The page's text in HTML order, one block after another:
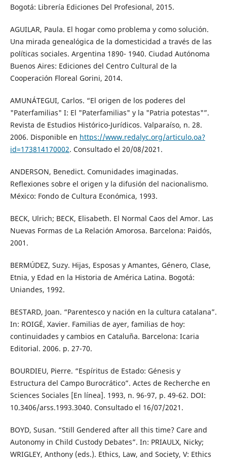
Bogotá: Librería Ediciones Del Profesional, 2015.
AGUILAR, Paula. El hogar como problema y como solución.
Una mirada genealógica de la domesticidad a través de las
políticas sociales. Argentina 1890- 1940. Ciudad Autónoma
Buenos Aires: Ediciones del Centro Cultural de la
Cooperación Floreal Gorini, 2014.
AMUNÁTEGUI, Carlos. “El origen de los poderes del
"Paterfamilias" I: El "Paterfamilias" y la "Patria potestas"”.
Revista de Estudios Histórico-Jurídicos. Valparaíso, n. 28.
2006. Disponible en https://www.redalyc.org/articulo.oa?
id=173814170002. Consultado el 20/08/2021.
ANDERSON, Benedict. Comunidades imaginadas.
Reflexiones sobre el origen y la difusión del nacionalismo.
México: Fondo de Cultura Económica, 1993.
BECK, Ulrich; BECK, Elisabeth. El Normal Caos del Amor. Las
Nuevas Formas de La Relación Amorosa. Barcelona: Paidós,
2001.
BERMÚDEZ, Suzy. Hijas, Esposas y Amantes, Género, Clase,
Etnia, y Edad en la Historia de América Latina. Bogotá:
Uniandes, 1992.
BESTARD, Joan. “Parentesco y nación en la cultura catalana”.
In: ROIGÉ, Xavier. Familias de ayer, familias de hoy:
continuidades y cambios en Cataluña. Barcelona: Icaria
Editorial. 2006. p. 27-70.
BOURDIEU, Pierre. “Espíritus de Estado: Génesis y
Estructura del Campo Burocrático”. Actes de Recherche en
Sciences Sociales [En línea]. 1993, n. 96-97, p. 49-62. DOI:
10.3406/arss.1993.3040. Consultado el 16/07/2021.
BOYD, Susan. “Still Gendered after all this time? Care and
Autonomy in Child Custody Debates”. In: PRIAULX, Nicky;
WRIGLEY, Anthony (eds.). Ethics, Law, and Society, V: Ethics